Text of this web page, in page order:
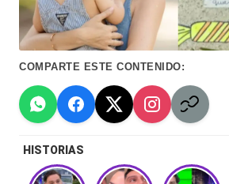
d
ul
a
C
hi
le
Tendencias
-
Exclusivas
-
COMPARTE ESTE CONTENIDO:
HISTORIAS